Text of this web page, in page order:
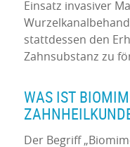
Einsatz invasiver
stattdessen den
Zahnsubstanz zu
WAS IST
Der Begriff